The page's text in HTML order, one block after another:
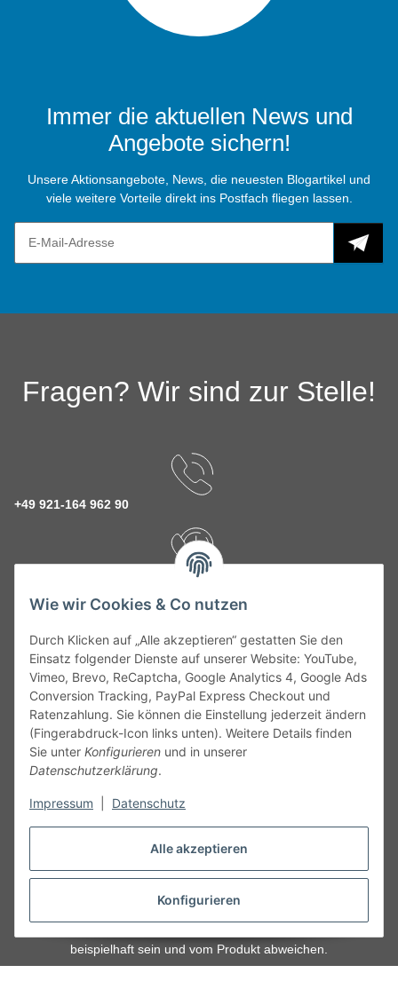
Alle akzeptieren
Konfigurieren
Wie wir Cookies & Co nutzen
Durch Klicken auf „Alle akzeptieren“ gestatten Sie den
Einsatz folgender Dienste auf unserer Website: YouTube,
Vimeo, Brevo, ReCaptcha, Google Analytics 4, Google Ads
Conversion Tracking, PayPal Express Checkout und
Ratenzahlung. Sie können die Einstellung jederzeit ändern
(Fingerabdruck-Icon links unten). Weitere Details finden
Sie unter Konfigurieren und in unserer
Datenschutzerklärung.
Impressum Datenschutz
Immer die aktuellen News und
Angebote sichern!
Unsere Aktionsangebote, News, die neuesten Blogartikel und
viele weitere Vorteile direkt ins Postfach fliegen lassen.
Fragen? Wir sind zur Stelle!
+49 921-164 962 90
kontakt@theo-schrauben.de
Service
Gesetzliche Informationen
Alle technischen Angaben ohne Gewähr. Irrtümer und fehlerhafte
Angaben vorbehalten. Wenn Sie Datenblätter oder spezielle
technische Eigenschaften benötigen, wenden Sie sich bitte an
beispielhaft sein und vom Produkt abweichen.